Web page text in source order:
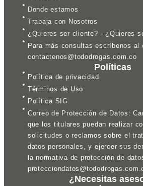
Donde estamos
Trabaja con Nosotros
¿Quieres ser cliente? - ¿Quieres
Para más consultas escríbenos al
contactenos@tododrogas.com.co
Políticas
Política de privacidad
Términos de Uso
Política SIG
Correo de Protección de Datos:
que los titulares puedan realizar
solicitudes o reclamos sobre el
datos personales, y ejercer sus
la normativa de protección de
¿Necesitas